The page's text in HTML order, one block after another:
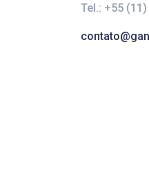
Tel.: +55